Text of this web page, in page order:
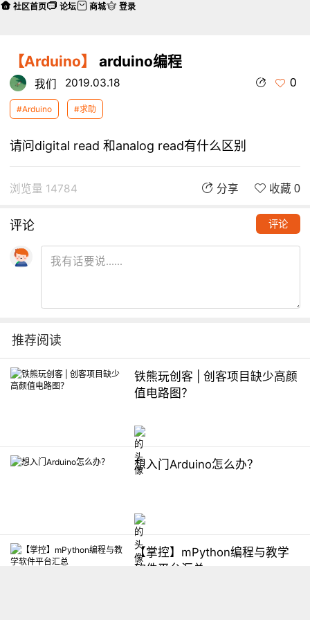
【Arduino】 arduino编程
我们 2019.03.18 0
#Arduino #求助
请问digital read 和analog read有什么区别
浏览量 14784 分享 收藏 0
评论 评论
推荐阅读
铁熊玩创客 | 创客项目缺少高颜
值电路图？
想入门Arduino怎么办？
【掌控】mPython编程与教学
软件平台汇总
社区首页 论坛 商城 登录